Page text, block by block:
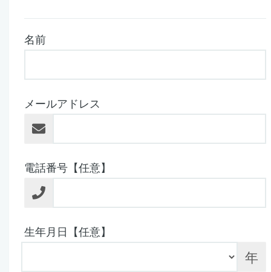
名前
メールアドレス
電話番号【任意】
生年月日【任意】
年